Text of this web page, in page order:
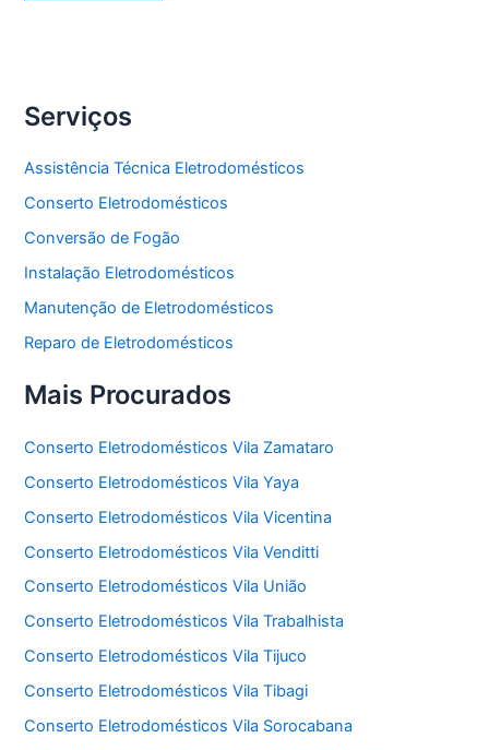
Serviços
Assistência Técnica Eletrodomésticos
Conserto Eletrodomésticos
Conversão de Fogão
Instalação Eletrodomésticos
Manutenção de Eletrodomésticos
Reparo de Eletrodomésticos
Mais Procurados
Conserto Eletrodomésticos Vila Zamataro
Conserto Eletrodomésticos Vila Yaya
Conserto Eletrodomésticos Vila Vicentina
Conserto Eletrodomésticos Vila Venditti
Conserto Eletrodomésticos Vila União
Conserto Eletrodomésticos Vila Trabalhista
Conserto Eletrodomésticos Vila Tijuco
Conserto Eletrodomésticos Vila Tibagi
Conserto Eletrodomésticos Vila Sorocabana